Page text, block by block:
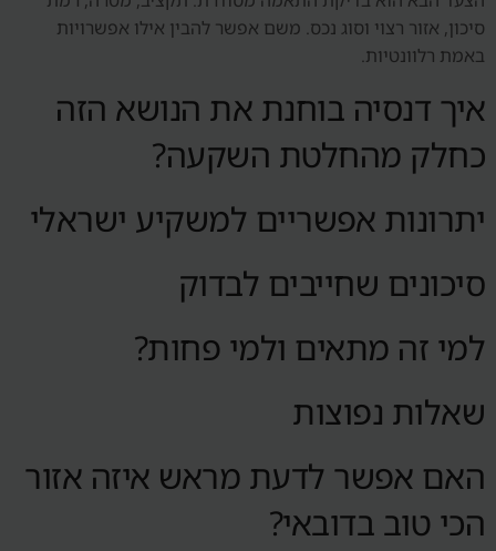
סיכון, אזור רצוי וסוג נכס. משם אפשר להבין אילו אפשרויות
באמת רלוונטיות.
איך דנסיה בוחנת את הנושא הזה
כחלק מהחלטת השקעה?
יתרונות אפשריים למשקיע ישראלי
סיכונים שחייבים לבדוק
למי זה מתאים ולמי פחות?
שאלות נפוצות
האם אפשר לדעת מראש איזה אזור
הכי טוב בדובאי?